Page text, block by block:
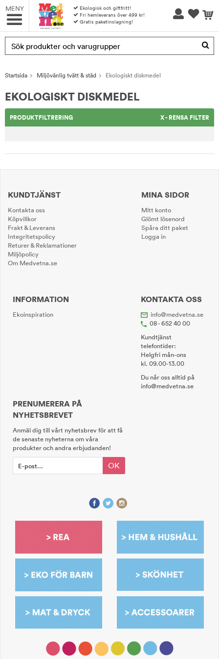
MENY
Ekologisk och giftfritt!
Fri hemleverans över 499 kr!
Gratis paketinslagning!
Produkten har blivit tillagd i varukorgen
Startsida Miljövänlig tvätt & städ Ekologiskt diskmedel
EKOLOGISKT DISKMEDEL
PRODUKTFILTRERING X - RENSA FILTER
KUNDTJÄNST
Kontakta oss
Köpvillkor
Frakt & Leverans
Integritetspolicy
Returer & Reklamationer
Miljöpolicy
Om Medvetna.se
MINA SIDOR
Mitt konto
Glömt lösenord
Spåra ditt paket
Logga in
INFORMATION
Ekoinspiration
KONTAKTA OSS
info@medvetna.se
08 - 652 40 00
Kundtjänst
telefontider:
Helgfri mån-ons
kl. 09.00-13.00
Du når oss alltid på
info@medvetna.se
PRENUMERERA PÅ
NYHETSBREVET
Anmäl dig till vårt nyhetsbrev för att få
de senaste nyheterna om våra
produkter och andra erbjudanden!
OK